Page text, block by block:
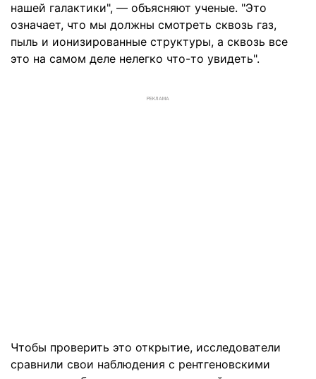
нашей галактики", — объясняют ученые. "Это
означает, что мы должны смотреть сквозь газ,
пыль и ионизированные структуры, а сквозь все
это на самом деле нелегко что-то увидеть".
РЕКЛАМА
Чтобы проверить это открытие, исследователи
сравнили свои наблюдения с рентгеновскими